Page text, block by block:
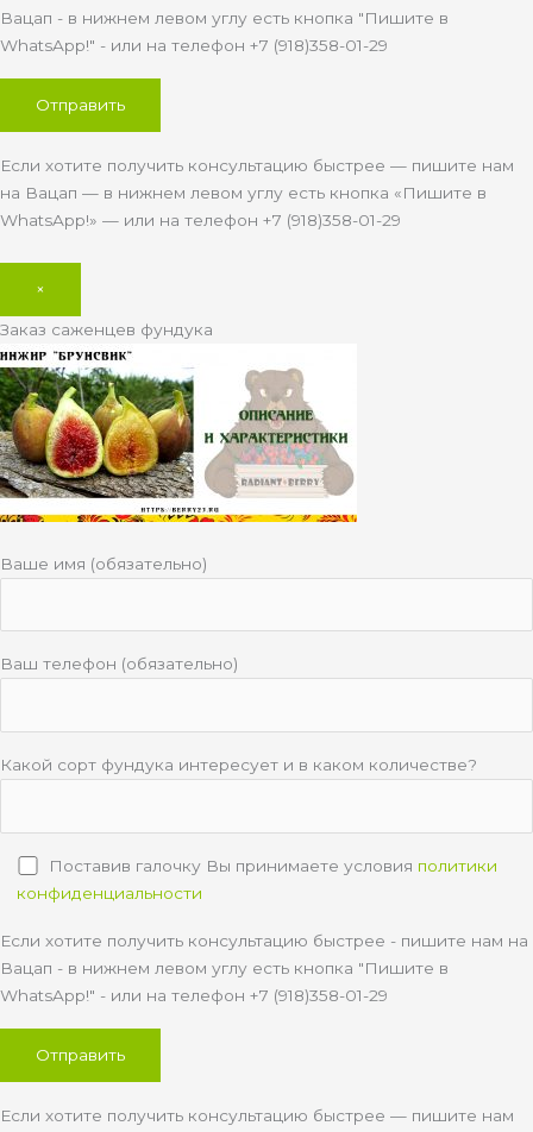
Вацап - в нижнем левом углу есть кнопка "Пишите в
WhatsApp!" - или на телефон +7 (918)358-01-29
Если хотите получить консультацию быстрее — пишите нам
на Вацап — в нижнем левом углу есть кнопка «Пишите в
WhatsApp!» — или на телефон +7 (918)358-01-29
×
Заказ саженцев фундука
Ваше имя (обязательно)
Ваш телефон (обязательно)
Какой сорт фундука интересует и в каком количестве?
Поставив галочку Вы принимаете условия политики
конфиденциальности
Если хотите получить консультацию быстрее - пишите нам на
Вацап - в нижнем левом углу есть кнопка "Пишите в
WhatsApp!" - или на телефон +7 (918)358-01-29
Если хотите получить консультацию быстрее — пишите нам